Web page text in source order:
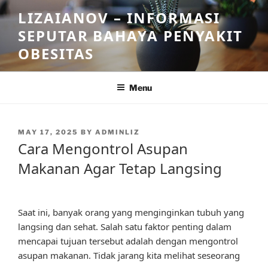
Skip
to
content
LIZAIANOV – INFORMASI
SEPUTAR BAHAYA PENYAKIT
OBESITAS
Menu
POSTED
MAY 17, 2025 BY ADMINLIZ
Cara Mengontrol Asupan
Makanan Agar Tetap Langsing
Saat ini, banyak orang yang menginginkan tubuh yang
langsing dan sehat. Salah satu faktor penting dalam
mencapai tujuan tersebut adalah dengan mengontrol
asupan makanan. Tidak jarang kita melihat seseorang